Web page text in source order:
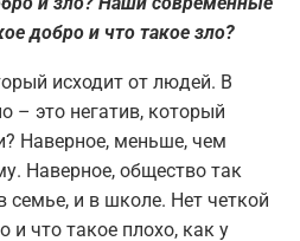
добро и что такое зло?
исходит от людей. В
– это негатив, который
Наверное, меньше, чем
Наверное, общество так
семье, и в школе. Нет четкой
и что такое плохо, как у